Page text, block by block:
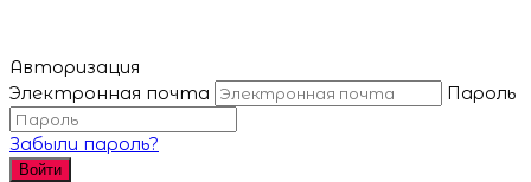
Авторизация
Электронная почта
Пароль
Забыли пароль?
Войти